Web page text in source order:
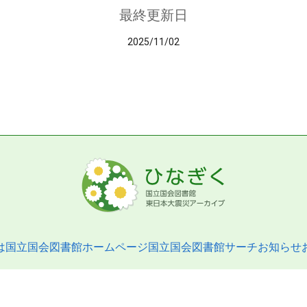
最終更新日
2025/11/02
国立国会図書館ホームページ国立国会図書館サーチお知らせ